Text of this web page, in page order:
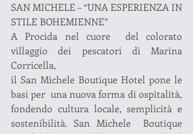
SAN MICHELE – “UNA ESPERIENZA IN
STILE BOHEMIENNE”
A Procida nel cuore  del colorato
villaggio dei pescatori di Marina
Corricella,
il San Michele Boutique Hotel pone le
basi per  una nuova forma di ospitalità,
fondendo cultura locale, semplicità e
sostenibilità. San Michele  Boutique